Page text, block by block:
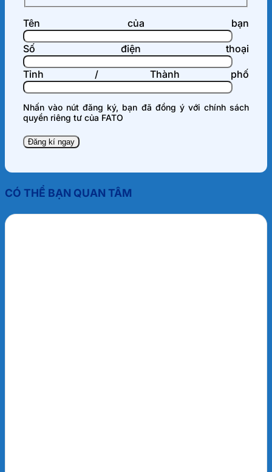
Tên của bạn
Số điện thoại
Tỉnh / Thành phố
Nhấn vào nút đăng ký, bạn đã đồng ý với chính sách
quyền riêng tư của FATO
CÓ THỂ BẠN QUAN TÂM